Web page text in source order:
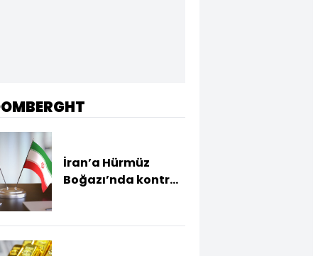
İran’a Hürmüz
Boğazı’nda kontrol